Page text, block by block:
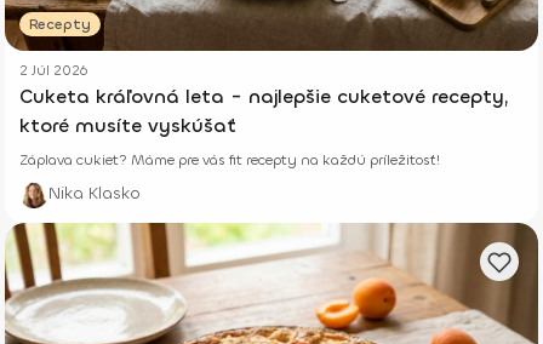
Recepty
2 Júl 2026
Cuketa kráľovná leta - najlepšie cuketové recepty,
ktoré musíte vyskúšať
Záplava cukiet? Máme pre vás fit recepty na každú príležitosť!
Nika Klasko